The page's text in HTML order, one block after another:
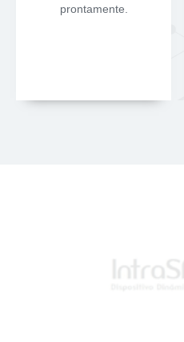
prontamente.